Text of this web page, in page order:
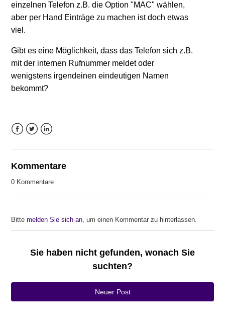
einzelnen Telefon z.B. die Option "MAC" wählen,
aber per Hand Einträge zu machen ist doch etwas
viel.
Gibt es eine Möglichkeit, dass das Telefon sich z.B.
mit der internen Rufnummer meldet oder
wenigstens irgendeinen eindeutigen Namen
bekommt?
Kommentare
0 Kommentare
Bittemelden Sie sich an, um einen Kommentar zu hinterlassen.
Sie haben nicht gefunden, wonach Sie
suchten?
Neuer Post